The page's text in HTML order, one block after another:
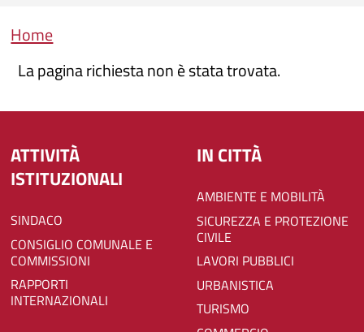
Briciole di pane
Home
La pagina richiesta non è stata trovata.
ATTIVITÀ
ISTITUZIONALI
SINDACO
CONSIGLIO COMUNALE E
COMMISSIONI
RAPPORTI
INTERNAZIONALI
IN CITTÀ
AMBIENTE E MOBILITÀ
SICUREZZA E PROTEZIONE
CIVILE
LAVORI PUBBLICI
URBANISTICA
TURISMO